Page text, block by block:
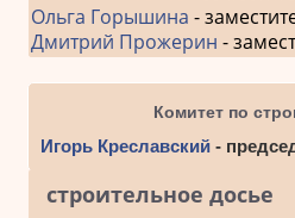
Ольга Горышина -
Дмитрий Прожерин -
Комитет по
Игорь Креславский -
строительное досье